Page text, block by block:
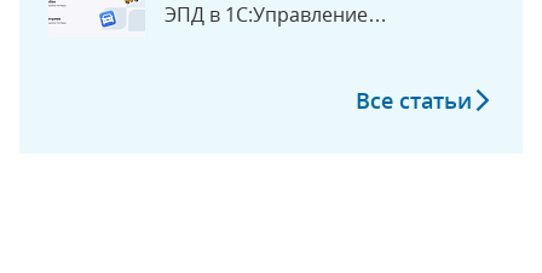
ЭПД в 1С:Управление
Все статьи